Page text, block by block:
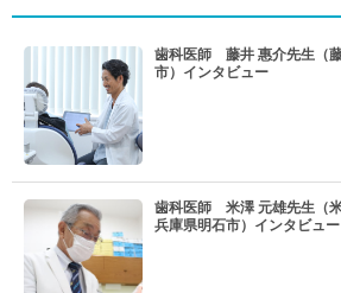
歯科医師 藤井 惠介先生（
市）インタビュー
歯科医師 米澤 元雄先生（米
兵庫県明石市）インタビュー